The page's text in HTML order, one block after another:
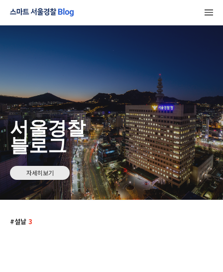
서울경찰
블로그
자세히보기
설날 3